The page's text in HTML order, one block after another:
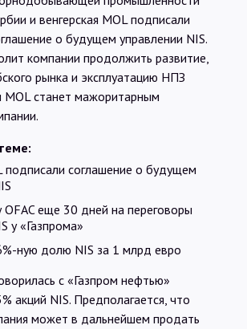
и венгерская MOL подписали
о будущем управлении NIS.
компании продолжить развитие,
рынка и эксплуатацию НПЗ
MOL станет мажоритарным
подписали соглашение о будущем
OFAC еще 30 дней на переговоры
у «Газпрома»
ную долю NIS за 1 млрд евро
с «Газпром нефтью»
акций NIS. Предполагается, что
может в дальнейшем продать